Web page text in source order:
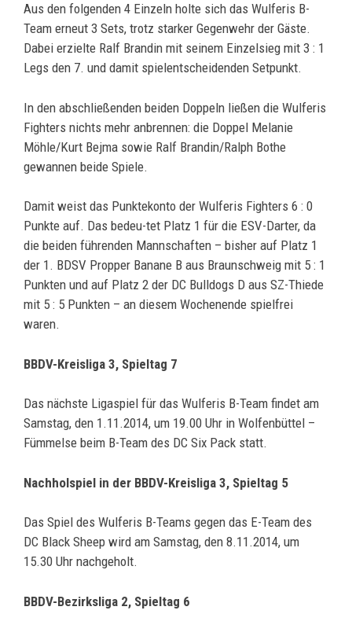
Aus den folgenden 4 Einzeln holte sich das Wulferis B-
Team erneut 3 Sets, trotz starker Gegenwehr der Gäste.
Dabei erzielte Ralf Brandin mit seinem Einzelsieg mit 3 : 1
Legs den 7. und damit spielentscheidenden Setpunkt.
In den abschließenden beiden Doppeln ließen die Wulferis
Fighters nichts mehr anbrennen: die Doppel Melanie
Möhle/Kurt Bejma sowie Ralf Brandin/Ralph Bothe
gewannen beide Spiele.
Damit weist das Punktekonto der Wulferis Fighters 6 : 0
Punkte auf. Das bedeu-tet Platz 1 für die ESV-Darter, da
die beiden führenden Mannschaften – bisher auf Platz 1
der 1. BDSV Propper Banane B aus Braunschweig mit 5 : 1
Punkten und auf Platz 2 der DC Bulldogs D aus SZ-Thiede
mit 5 : 5 Punkten – an diesem Wochenende spielfrei
waren.
BBDV-Kreisliga 3, Spieltag 7
Das nächste Ligaspiel für das Wulferis B-Team findet am
Samstag, den 1.11.2014, um 19.00 Uhr in Wolfenbüttel –
Fümmelse beim B-Team des DC Six Pack statt.
Nachholspiel in der BBDV-Kreisliga 3, Spieltag 5
Das Spiel des Wulferis B-Teams gegen das E-Team des
DC Black Sheep wird am Samstag, den 8.11.2014, um
15.30 Uhr nachgeholt.
BBDV-Bezirksliga 2, Spieltag 6